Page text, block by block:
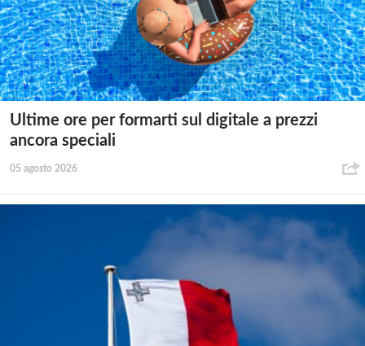
Ultime ore per formarti sul digitale a prezzi
ancora speciali
05 agosto 2026